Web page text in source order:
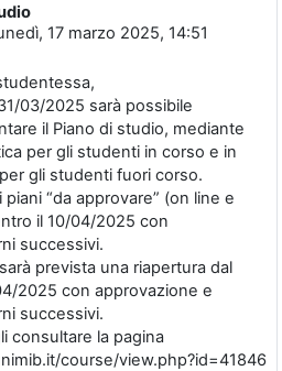
17 marzo 2025, 14:51
0
03/2025 sarà possibile
il Piano di studio, mediante
per gli studenti in corso e in
gli studenti fuori corso.
piani “da approvare” (on line e
il 10/04/2025 con
successivi.
prevista una riapertura dal
2025 con approvazione e
successivi.
consultare la pagina
course/view.php?id=41846